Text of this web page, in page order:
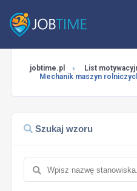
jobtime.pl List
Mechanik maszyn
Szukaj wzoru